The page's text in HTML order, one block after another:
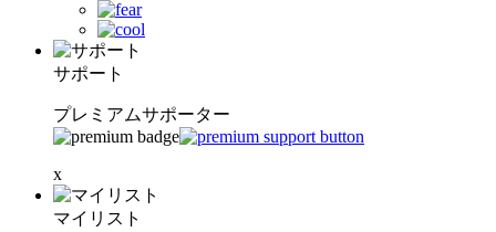
サポート
プレミアムサポーター
x
マイリスト